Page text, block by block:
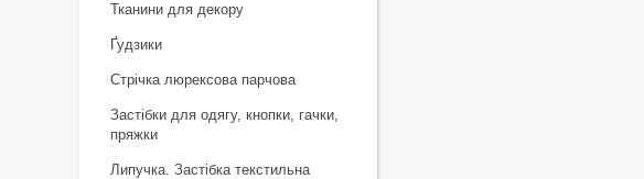
Тканини для декору
Ґудзики
Стрічка люрексова парчова
Застібки для одягу, кнопки, гачки,
пряжки
Липучка. Застібка текстильна